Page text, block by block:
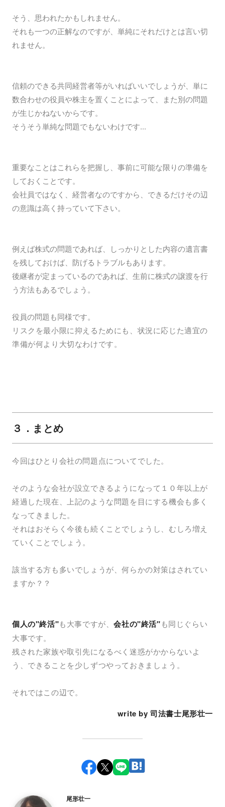
そう、思われたかもしれません。
それも一つの正解なのですが、単純にそれだけとは言い切
れません。
信頼のできる共同経営者等がいればいいでしょうが、単に
数合わせの役員や株主を置くことによって、また別の問題
が生じかねないからです。
そうそう単純な問題でもないわけです...
重要なことはこれらを把握し、事前に可能な限りの準備を
しておくことです。
会社員ではなく、経営者なのですから、できるだけその辺
の意識は高く持っていて下さい。
例えば株式の問題であれば、しっかりとした内容の遺言書
を残しておけば、防げるトラブルもあります。
後継者が定まっているのであれば、生前に株式の譲渡を行
う方法もあるでしょう。
役員の問題も同様です。
リスクを最小限に抑えるためにも、状況に応じた適宜の
準備が何より大切なわけです。
３．まとめ
今回はひとり会社の問題点についてでした。
そのような会社が設立できるようになって１０年以上が
経過した現在、上記のような問題を目にする機会も多く
なってきました。
それはおそらく今後も続くことでしょうし、むしろ増え
ていくことでしょう。
該当する方も多いでしょうが、何らかの対策はされてい
ますか？？
個人の"終活"も大事ですが、会社の"終活"も同じぐらい
大事です。
残された家族や取引先になるべく迷惑がかからないよ
う、できることを少しずつやっておきましょう。
それではこの辺で。
write by 司法書士尾形壮一
尾形壮一